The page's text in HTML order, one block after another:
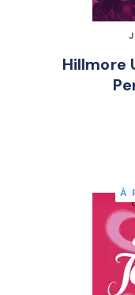
Hillmore
À